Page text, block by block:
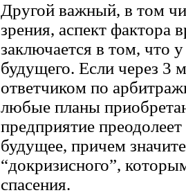
Другой важный, в том
зрения, аспект фактора
заключается в том, что
будущего. Если через 3
ответчиком по
любые планы
предприятие
будущее, причем
“докризисного”,
спасения.